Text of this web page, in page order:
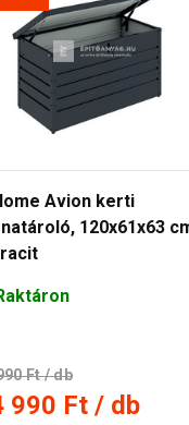
Avion kerti
120x61x63
Ft/ db
990 Ft / db